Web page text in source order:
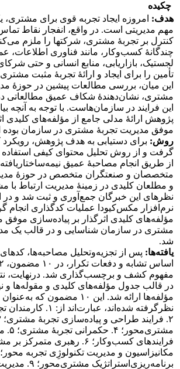
چکیده
هدف: امروزه ایجاد تجربه قوی برای مشتری،
مهم مدیریتی است. در واقع، انفجار نقاط
کنترل بر تجربۀ مشتری، شرکت‏ها را ملزم
چندگانۀ کسب‌وکار، مانند فناوری اطلاعات،
لجستیک، بازاریابی، منابع انسانی و حتی
تأمین را برای ایجاد و ارائۀ تجربۀ مثبت مشتری
این میان، بررسی مطالعات پیشین در حوزۀ
مشتری، نشان‌دهندۀ شکاف عمیق مطالعاتی
این فرایند در سازمان‌هاست. با توجه به آنچه
پژوهش ارائۀ مدلی جامع از مؤلفه‌های کلیدی
موفق مدیریت تجربۀ مشتری در سازمان
روش: برای دستیابی به هدف پژوهش، رویکرد
گرفت و از روش تحلیل محتوای کیفی
متخصصان و صنعتگران متخصص در حوزۀ
و مطلعان کلیدی در زمینۀ مدیریت ارتباط با
نظرهای این خبرگان جمع‌آوری و ثبت شد و در
نرم‌افزار مکس‌کیودا عملیات کدگذاری انجام
مؤلفه‌های کلیدی اثرگذار بر پیاده‌سازی موفق
مشتری در سازمان شناسایی و در قالب یک
شد.
یافته‌ها: پس از تجزیه‌وتحلیل مصاحبه‌ها،
مفهوم کشف و برچسب‌گذاری شد. درنهایت،
در قالب جدول مؤلفه‌های کلیدی و مقوله‌ها و
مؤلفه‌ها ارائه شد. این ۱۰
نظرگرفته شده‌اند،